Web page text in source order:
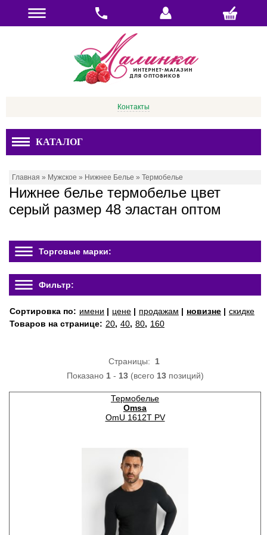
Контакты
КАТАЛОГ
Главная » Мужское » Нижнее Белье » Термобелье
Нижнее белье термобелье цвет
серый размер 48 эластан оптом
Торговые марки:
Фильтр:
Сортировка по: имени | цене | продажам | новизне | скидке
Товаров на странице: 20, 40, 80, 160
Страницы: 1
Показано 1- 13(всего 13позиций)
Термобелье
Omsa
OmU 1612T PV